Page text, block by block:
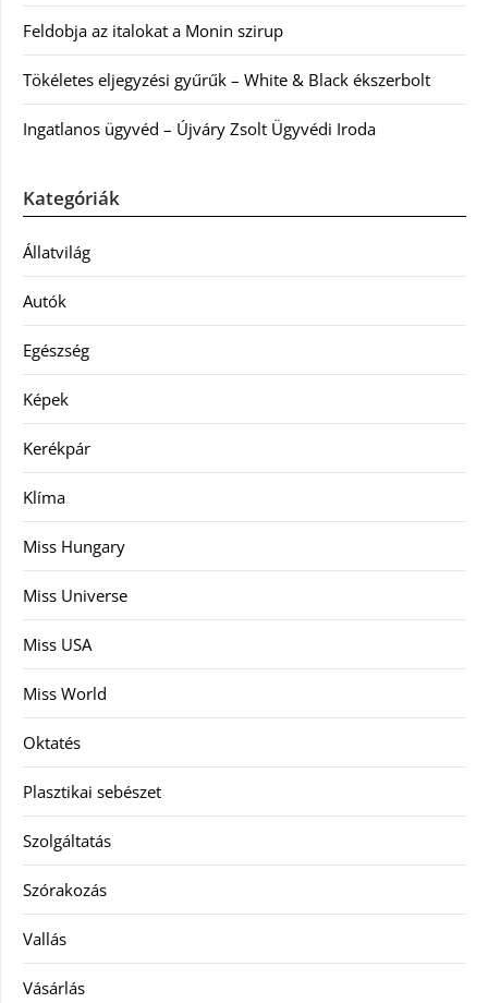
Feldobja az italokat a Monin szirup
Tökéletes eljegyzési gyűrűk – White & Black ékszerbolt
Ingatlanos ügyvéd – Újváry Zsolt Ügyvédi Iroda
Kategóriák
Állatvilág
Autók
Egészség
Képek
Kerékpár
Klíma
Miss Hungary
Miss Universe
Miss USA
Miss World
Oktatés
Plasztikai sebészet
Szolgáltatás
Szórakozás
Vallás
Vásárlás